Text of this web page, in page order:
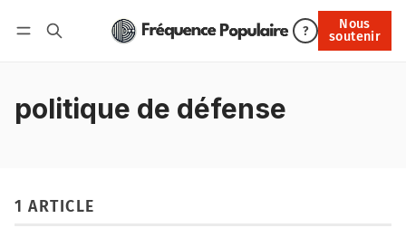
?
Nous
soutenir
Nous soutenir
politique de défense
1 ARTICLE